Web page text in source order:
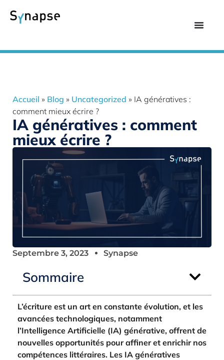
Accueil » Blog » Uncategorized » IA génératives :
comment mieux écrire ?
IA génératives : comment
mieux écrire ?
Septembre 3, 2023 Synapse
Sommaire
L’écriture est un art en constante évolution, et les
avancées technologiques, notamment
l’Intelligence Artificielle (IA) générative, offrent de
nouvelles opportunités pour affiner et enrichir nos
compétences littéraires. Les IA génératives